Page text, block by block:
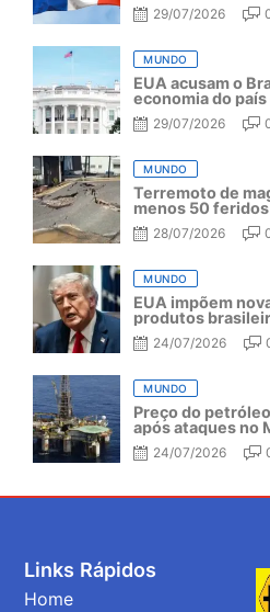
29/07/2026
MUNDO
EUA acusam o
economia do
por mais um ano
29/07/2026
MUNDO
Terremoto de
menos 50 feridos
Japão
28/07/2026
MUNDO
EUA impõem
produtos
24/07/2026
MUNDO
Preço do
após ataques no
24/07/2026
Links Rápidos
Home